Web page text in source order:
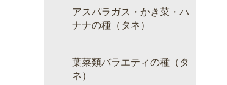
アスパラガス・かき菜・ハ
ナナの種（タネ）
葉菜類バラエティの種（タ
ネ）